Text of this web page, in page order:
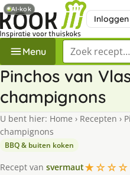
Inloggen
Menu Zoek een recept
Pinchos van
champignons
U bent hier: Home › Recepten ›
champignons
BBQ & buiten koken
Recept van svermaut
AI-kok